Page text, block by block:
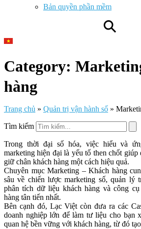
Bản quyền phần mềm
⚲
Category:
hàng
Trang chủ » Quản trị vận hành số »
Tìm kiếm
Trong thời đại số hóa, việc hiểu và
marketing hiện đại là yếu tố then chốt giúp
giữ chân khách hàng một cách hiệu quả.
Chuyên mục Marketing – Khách hàng
sâu về chiến lược marketing số, quản lý
phân tích dữ liệu khách hàng và công
hàng tân tiến nhất.
Bên cạnh đó, Lạc Việt còn đưa ra các
doanh nghiệp lớn để làm tư liệu cho bạn
quan hệ bền vững với khách hàng, từ đó